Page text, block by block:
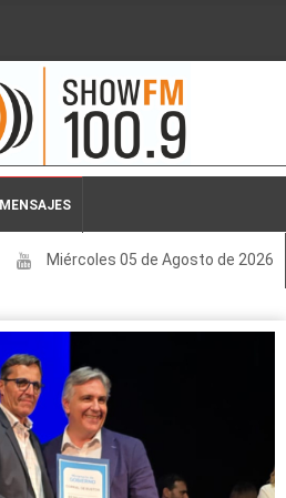
MENSAJES
Miércoles 05 de Agosto de 2026
LOCALES
INTERNACIONALES